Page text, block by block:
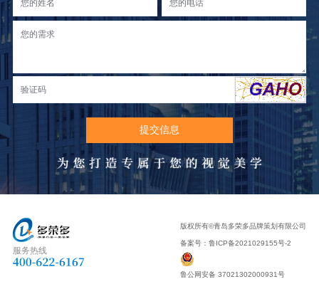
服务热线
版权所有©青岛多荣多品牌策划有限公司
备案号：鲁ICP备2021029155号-2
鲁公网安备 37021302000931号